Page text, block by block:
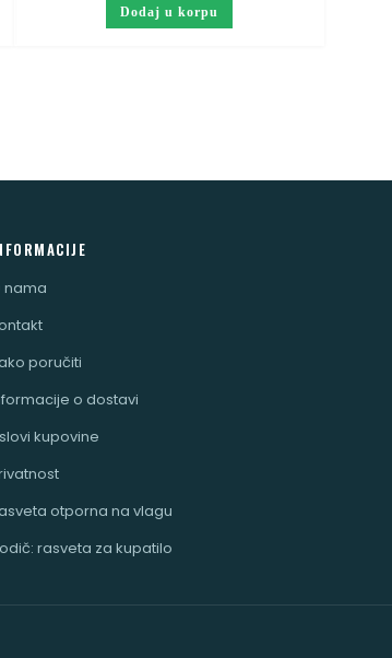
Dodaj u korpu
nama
poručiti
o dostavi
kupovine
otporna na vlagu
rasveta za kupatilo